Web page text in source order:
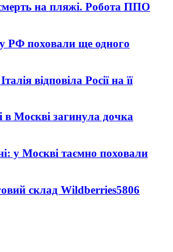
на пляжі. Робота ППО
РФ поховали ще одного
відповіла Росії на її
в Москві загинула дочка
у Москві таємно поховали
склад Wildberries5806